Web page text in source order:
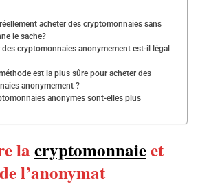
acheter des cryptomonnaies sans
le sache?
des cryptomonnaies anonymement est-il légal
est la plus sûre pour acheter des
anonymement ?
anonymes sont-elles plus
lacryptomonnaieet
l’anonymat